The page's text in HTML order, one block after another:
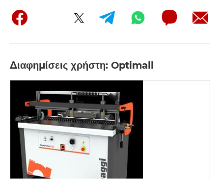
Διαφημίσεις χρήστη: Optimall